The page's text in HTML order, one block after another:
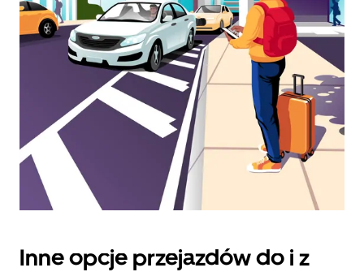
klawisz
„Escape”,
aby
zamknąć
kalendarz.
Inne opcje przejazdów do i z